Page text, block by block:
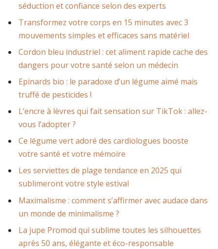
séduction et confiance selon des experts
Transformez votre corps en 15 minutes avec 3
mouvements simples et efficaces sans matériel
Cordon bleu industriel : cet aliment rapide cache des
dangers pour votre santé selon un médecin
Epinards bio : le paradoxe d’un légume aimé mais
truffé de pesticides !
L’encre à lèvres qui fait sensation sur TikTok : allez-
vous l’adopter ?
Ce légume vert adoré des cardiologues booste
votre santé et votre mémoire
Les serviettes de plage tendance en 2025 qui
sublimeront votre style estival
Maximalisme : comment s’affirmer avec audace dans
un monde de minimalisme ?
La jupe Promod qui sublime toutes les silhouettes
après 50 ans, élégante et éco-responsable